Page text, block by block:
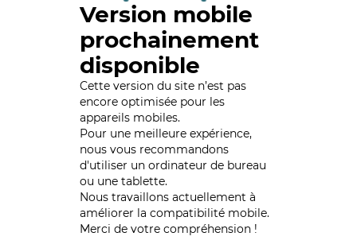
Version mobile
prochainement
disponible
Cette version du site n’est pas
encore optimisée pour les
appareils mobiles.
Pour une meilleure expérience,
nous vous recommandons
d'utiliser un ordinateur de bureau
ou une tablette.
Nous travaillons actuellement à
améliorer la compatibilité mobile.
Merci de votre compréhension !